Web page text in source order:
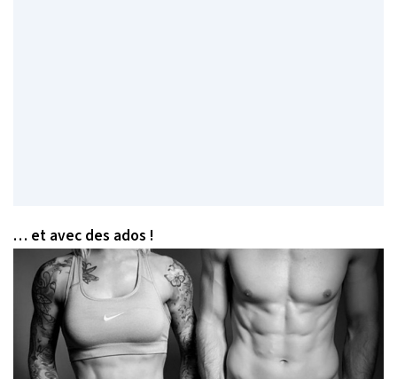
… et avec des ados !